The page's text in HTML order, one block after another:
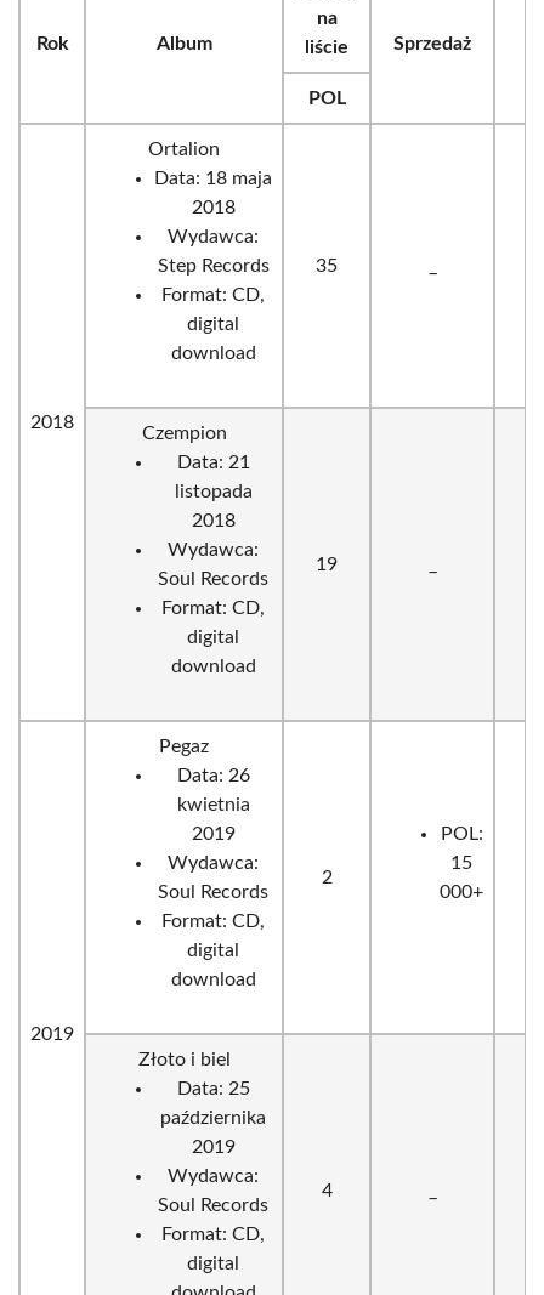
Rok Album
na
liście
Sprzedaż
POL
2018
Ortalion
Data: 18 maja
2018
Wydawca:
Step Records
Format: CD,
digital
download
35
Czempion
Data: 21
listopada
2018
Wydawca:
Soul Records
Format: CD,
digital
download
19
2019
Pegaz
Data: 26
kwietnia
2019
Wydawca:
Soul Records
Format: CD,
digital
download
2
POL:
15
000+
Złoto i biel
Data: 25
października
2019
Wydawca:
Soul Records
Format: CD,
digital
4